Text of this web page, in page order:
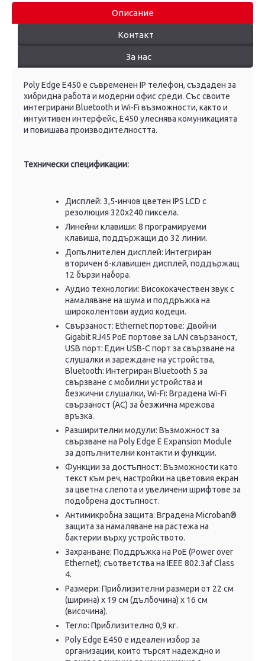
Описание
Контакт
За нас
Poly Edge E450 е съвременен IP телефон, създаден за
хибридна работа и модерни офис среди. Със своите
интегрирани Bluetooth и Wi-Fi възможности, както и
интуитивен интерфейс, E450 улеснява комуникацията
и повишава производителността.
Технически спецификации:
Дисплей: 3,5-инчов цветен IPS LCD с
резолюция 320x240 пиксела.
Линейни клавиши: 8 програмируеми
клавиша, поддържащи до 32 линии.
Допълнителен дисплей: Интегриран
вторичен 6-клавишен дисплей, поддържащ
12 бързи набора.
Аудио технологии: Висококачествен звук с
намаляване на шума и поддръжка на
широколентови аудио кодеци.
Свързаност: Ethernet портове: Двойни
Gigabit RJ45 PoE портове за LAN свързаност,
USB порт: Един USB-C порт за свързване на
слушалки и зареждане на устройства,
Bluetooth: Интегриран Bluetooth 5 за
свързване с мобилни устройства и
безжични слушалки, Wi-Fi: Вградена Wi-Fi
свързаност (AC) за безжична мрежова
връзка.
Разширителни модули: Възможност за
свързване на Poly Edge E Expansion Module
за допълнителни контакти и функции.
Функции за достъпност: Възможности като
текст към реч, настройки на цветовия екран
за цветна слепота и увеличени шрифтове за
подобрена достъпност.
Антимикробна защита: Вградена Microban®
защита за намаляване на растежа на
бактерии върху устройството.
Захранване: Поддръжка на PoE (Power over
Ethernet); съответства на IEEE 802.3af Class
4.
Размери: Приблизителни размери от 22 см
(ширина) x 19 см (дълбочина) x 16 см
(височина).
Тегло: Приблизително 0,9 кг.
Poly Edge E450 е идеален избор за
организации, които търсят надеждно и